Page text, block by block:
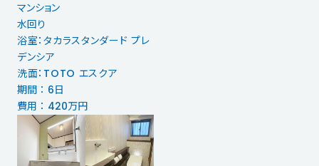
マンション
水回り
浴室：タカラスタンダード プレ
デンシア
洗面：TOTO エスクア
期間 ： 6日
費用 ： 420万円